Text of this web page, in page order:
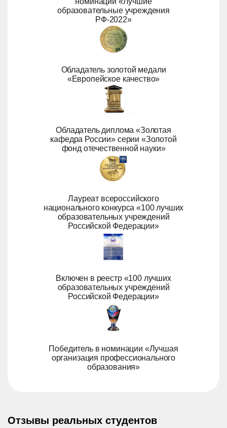
образовательные учреждения
РФ-2022»
Обладатель золотой медали
«Европейское качество»
Обладатель диплома «Золотая
кафедра России» серии «Золотой
фонд отечественной науки»
Лауреат всероссийского
национального конкурса «100 лучших
образовательных учреждений
Российской Федерации»
Включен в реестр «100 лучших
образовательных учреждений
Российской Федерации»
Победитель в номинации «Лучшая
организация профессионального
образования»
Отзывы реальных студентов